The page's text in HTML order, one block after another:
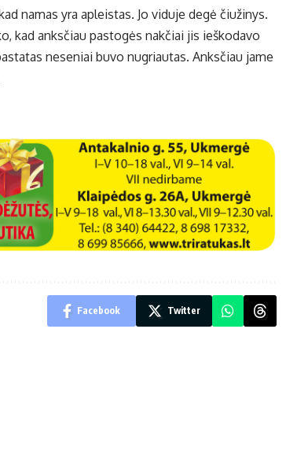
namas yra apleistas. Jo viduje degė čiužinys.
kad anksčiau pastogės nakčiai jis ieškodavo
neseniai buvo nugriautas. Anksčiau jame
Facebook Twitter